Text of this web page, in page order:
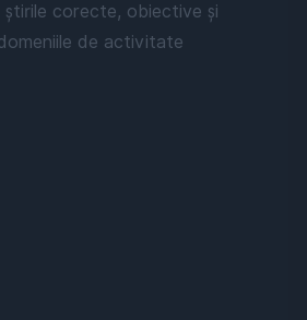
corecte, obiective și
de activitate